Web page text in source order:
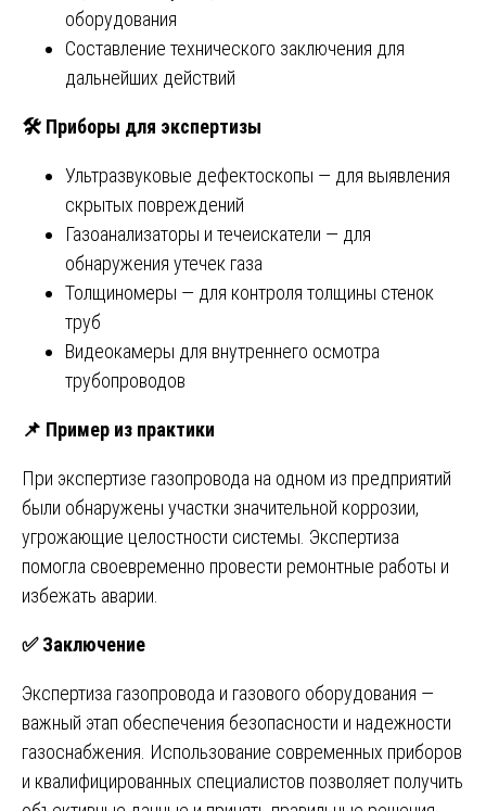
оборудования
Составление технического заключения для
дальнейших действий
🛠 ️ Приборы для экспертизы
Ультразвуковые дефектоскопы — для выявления
скрытых повреждений
Газоанализаторы и течеискатели — для
обнаружения утечек газа
Толщиномеры — для контроля толщины стенок
труб
Видеокамеры для внутреннего осмотра
трубопроводов
📌 Пример из практики
При экспертизе газопровода на одном из предприятий
были обнаружены участки значительной коррозии,
угрожающие целостности системы. Экспертиза
помогла своевременно провести ремонтные работы и
избежать аварии.
✅Заключение
Экспертиза газопровода и газового оборудования —
важный этап обеспечения безопасности и надежности
газоснабжения. Использование современных приборов
и квалифицированных специалистов позволяет получить